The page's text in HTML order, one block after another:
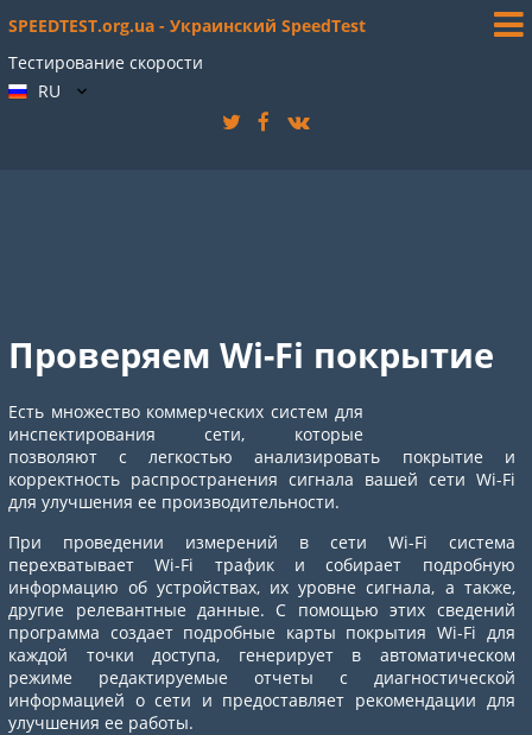
SPEEDTEST.org.ua - Украинский SpeedTest
Тестирование скорости
RU
Проверяем Wi-Fi покрытие
Есть множество коммерческих систем для
инспектирования сети, которые
позволяют с легкостью анализировать покрытие и
корректность распространения сигнала вашей сети Wi-Fi
для улучшения ее производительности.
При проведении измерений в сети Wi-Fi система
перехватывает Wi-Fi трафик и собирает подробную
информацию об устройствах, их уровне сигнала, а также,
другие релевантные данные. С помощью этих сведений
программа создает подробные карты покрытия Wi-Fi для
каждой точки доступа, генерирует в автоматическом
режиме редактируемые отчеты с диагностической
информацией о сети и предоставляет рекомендации для
улучшения ее работы.